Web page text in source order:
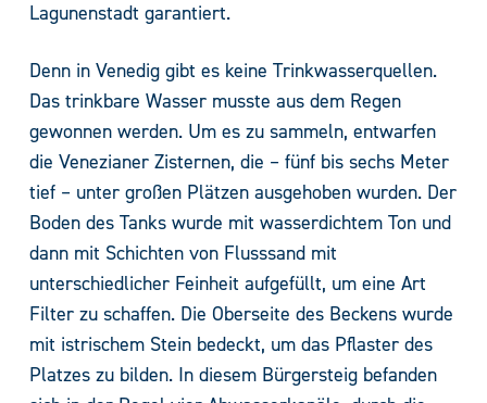
Lagunenstadt garantiert.
Denn in Venedig gibt es keine Trinkwasserquellen.
Das trinkbare Wasser musste aus dem Regen
gewonnen werden. Um es zu sammeln, entwarfen
die Venezianer Zisternen, die – fünf bis sechs Meter
tief – unter großen Plätzen ausgehoben wurden. Der
Boden des Tanks wurde mit wasserdichtem Ton und
dann mit Schichten von Flusssand mit
unterschiedlicher Feinheit aufgefüllt, um eine Art
Filter zu schaffen. Die Oberseite des Beckens wurde
mit istrischem Stein bedeckt, um das Pflaster des
Platzes zu bilden. In diesem Bürgersteig befanden